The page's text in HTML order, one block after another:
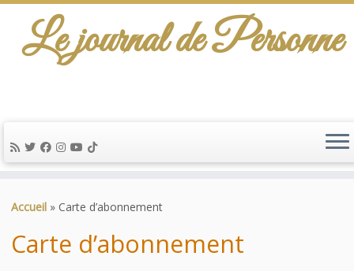
au
Le journal de Personne
Accueil » Carte d’abonnement
Carte d’abonnement